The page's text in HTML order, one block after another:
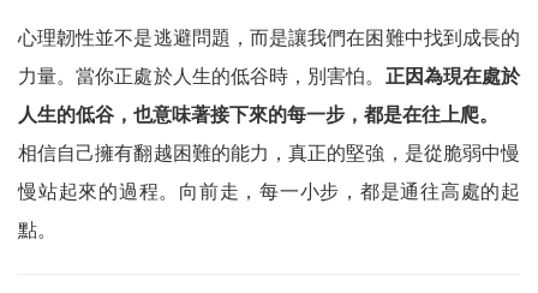
心理韌性並不是逃避問題，而是讓我們在困難中找到成長的
力量。當你正處於人生的低谷時，別害怕。 正因為現在處於
人生的低谷，也意味著接下來的每一步，都是在往上爬。
相信自己擁有翻越困難的能力，真正的堅強，是從脆弱中慢
慢站起來的過程。向前走，每一小步，都是通往高處的起
點。